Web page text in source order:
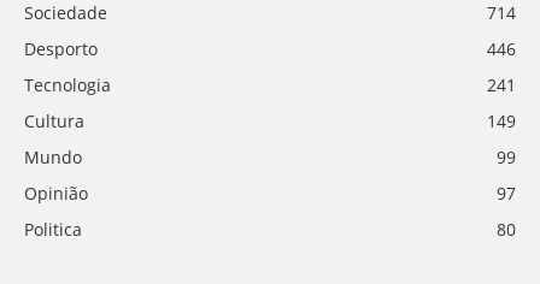
Sociedade
714
Desporto
446
Tecnologia
241
Cultura
149
Mundo
99
Opinião
97
Politica
80